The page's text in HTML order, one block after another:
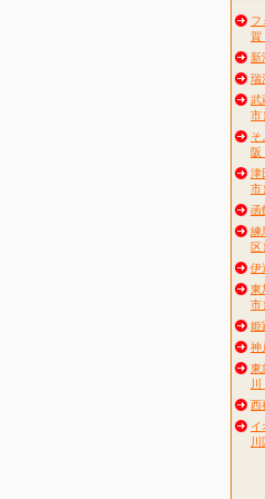
フ
賀
新
瑞
武
市
そ
阪
津
市
函
練
区
伊
東
市
姫
神
東
川
西
イ
川